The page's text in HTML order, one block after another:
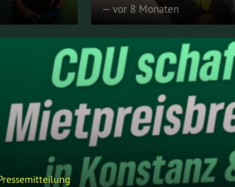
— vor 8 Monaten